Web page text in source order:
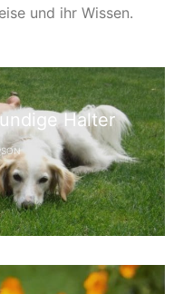
und ihr Wissen.
Halter